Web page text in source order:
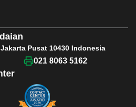
Pusat 10430 Indonesia
021 8063 5162